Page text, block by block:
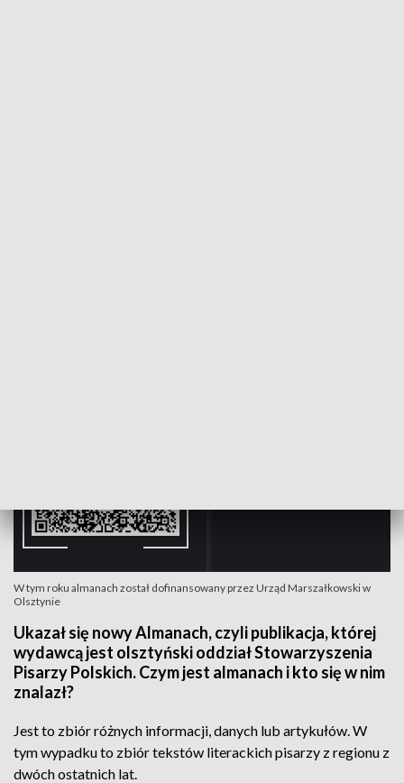
W tym roku almanach został dofinansowany przez Urząd Marszałkowski w
Olsztynie
Ukazał się nowy Almanach, czyli publikacja, której
wydawcą jest olsztyński oddział Stowarzyszenia
Pisarzy Polskich. Czym jest almanach i kto się w nim
znalazł?
Jest to zbiór różnych informacji, danych lub artykułów. W
tym wypadku to zbiór tekstów literackich pisarzy z regionu z
dwóch ostatnich lat.